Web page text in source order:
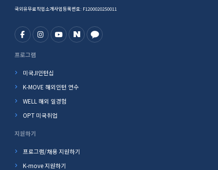
국외유무료직업소개사업등록번호: F1200020250011
프로그램
미국JI인턴십
K-MOVE 해외인턴 연수
WELL 해외 일경험
OPT 미국취업
지원하기
프로그램/채용 지원하기
K-move 지원하기